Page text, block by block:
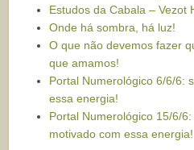
Estudos da Cabala – Vezot
Onde há sombra, há luz!
O que não devemos fazer
que amamos!
Portal Numerológico 6/6/6:
essa energia!
Portal Numerológico 15/6/
motivado com essa energia!